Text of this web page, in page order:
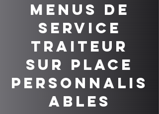
Menus de
service
traiteur
sur place
personnalis
ables